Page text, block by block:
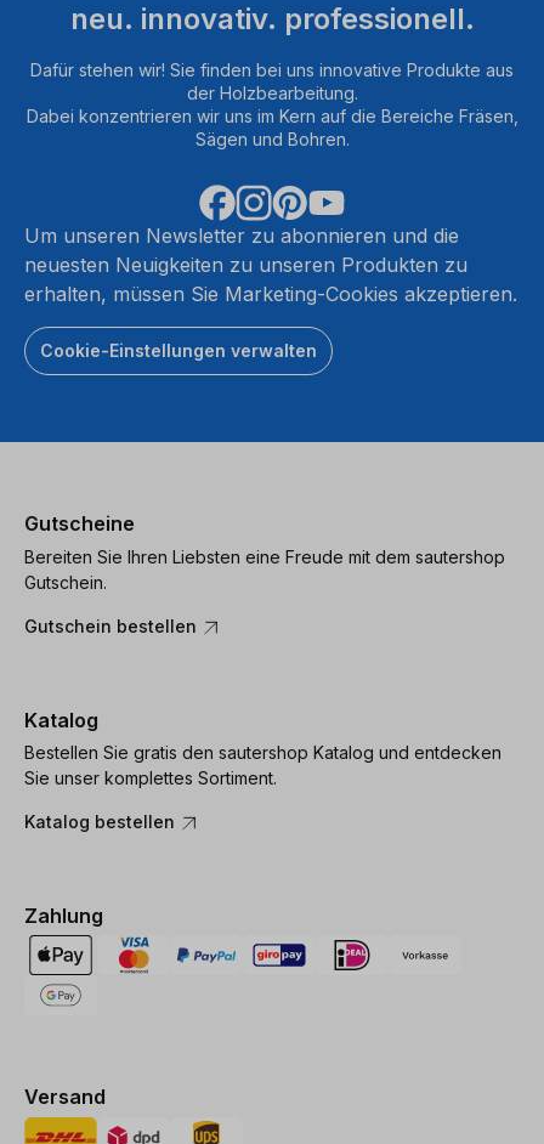
neu. innovativ. professionell.
Dafür stehen wir! Sie finden bei uns innovative Produkte aus
der Holzbearbeitung.
Dabei konzentrieren wir uns im Kern auf die Bereiche Fräsen,
Sägen und Bohren.
Um unseren Newsletter zu abonnieren und die
neuesten Neuigkeiten zu unseren Produkten zu
erhalten, müssen Sie Marketing-Cookies akzeptieren.
Cookie-Einstellungen verwalten
Gutscheine
Bereiten Sie Ihren Liebsten eine Freude mit dem sautershop
Gutschein.
Gutschein bestellen
Katalog
Bestellen Sie gratis den sautershop Katalog und entdecken
Sie unser komplettes Sortiment.
Katalog bestellen
Zahlung
Versand